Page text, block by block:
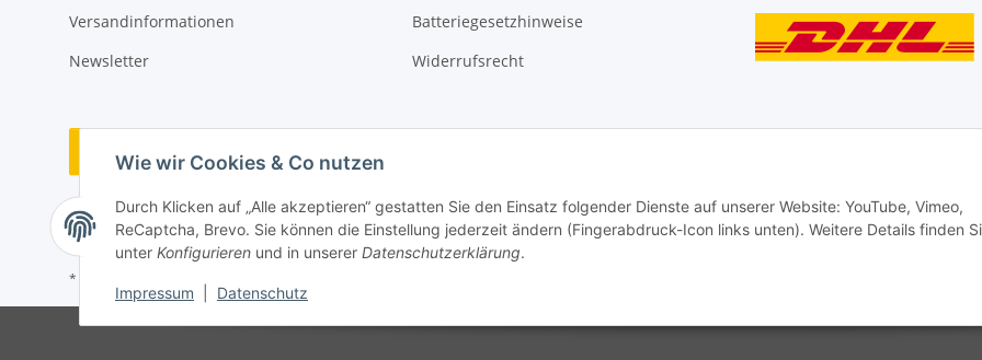
Wie wir Cookies & Co nutzen
Durch Klicken auf „Alle akzeptieren“ gestatten Sie den Einsatz folgender Dienste auf unserer Website: YouTube, Vimeo,
ReCaptcha, Brevo. Sie können die Einstellung jederzeit ändern (Fingerabdruck-Icon links unten). Weitere Details finden
unter Konfigurieren und in unserer Datenschutzerklärung.
Impressum Datenschutz
Versandinformationen
Newsletter
Batteriegesetzhinweise
Widerrufsrecht
Vertrag widerrufen
* Alle Preise inkl. gesetzlicher USt., zzgl.